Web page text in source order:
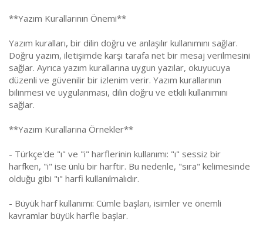
**Yazım Kurallarının Önemi**
Yazım kuralları, bir dilin doğru ve anlaşılır kullanımını sağlar.
Doğru yazım, iletişimde karşı tarafa net bir mesaj verilmesini
sağlar. Ayrıca yazım kurallarına uygun yazılar, okuyucuya
düzenli ve güvenilir bir izlenim verir. Yazım kurallarının
bilinmesi ve uygulanması, dilin doğru ve etkili kullanımını
sağlar.
**Yazım Kurallarına Örnekler**
- Türkçe'de "ı" ve "i" harflerinin kullanımı: "ı" sessiz bir
harfken, "i" ise ünlü bir harftir. Bu nedenle, "sıra" kelimesinde
olduğu gibi "ı" harfi kullanılmalıdır.
- Büyük harf kullanımı: Cümle başları, isimler ve önemli
kavramlar büyük harfle başlar.